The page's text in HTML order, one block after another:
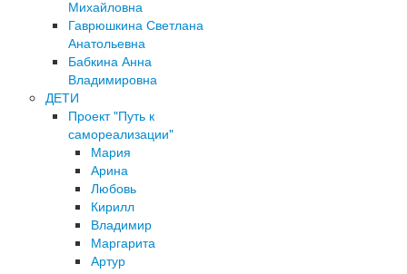
Михайловна
Гаврюшкина Светлана
Анатольевна
Бабкина Анна
Владимировна
ДЕТИ
Проект "Путь к
самореализации"
Мария
Арина
Любовь
Кирилл
Владимир
Маргарита
Артур